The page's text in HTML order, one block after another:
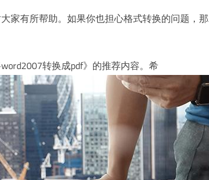
家有所帮助。如果你也担心格式转换的问题，
转换成pdf》的推荐内容。希